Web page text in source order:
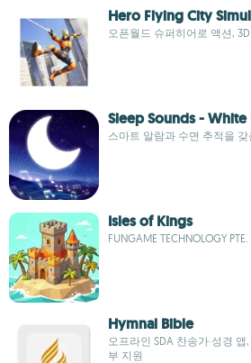
Hero Flying City
오픈월드 슈퍼히어로 액션,
Sleep Sounds - White
스마트 알람과 수면 추적을
Isles of Kings
FUNGAME TECHNOLOGY PTE.
Hymnal Bible
오프라인 SDA 찬송가·성경
부 지원